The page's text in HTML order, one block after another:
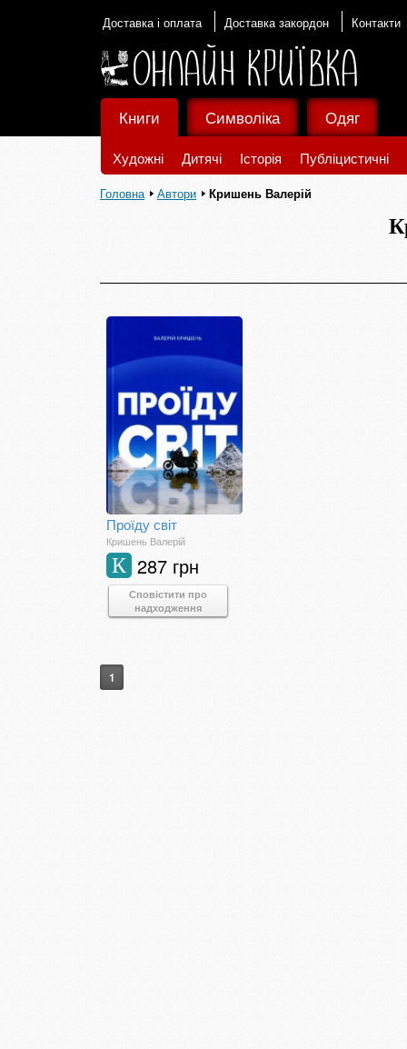
Доставка і оплата Доставка закордон Контакти
Книги
Художні Дитячі Історія Публіцистичні
Символіка Одяг
Головна Автори Кришень Валерій
Проїду світ
Кришень Валерій
287 грн
К
Сповістити про
надходження
1